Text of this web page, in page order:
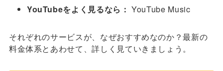
YouTubeをよく見るなら： YouTube Music
それぞれのサービスが、なぜおすすめなのか？最新の
料金体系とあわせて、詳しく見ていきましょう。